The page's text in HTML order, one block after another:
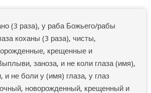
(3 раза), у раба Божьего/рабы
коханы (3 раза), чисты,
крещенные и
заноза, и не коли глаза (имя),
и не боли у (имя) глаза, у глаз
новорожденный, крещенный и